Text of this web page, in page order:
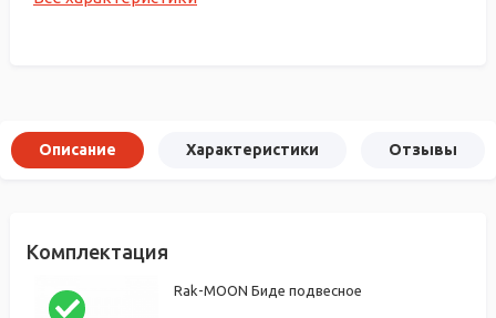
Описание Характеристики Отзывы
Комплектация
Rak-MOON Биде подвесное